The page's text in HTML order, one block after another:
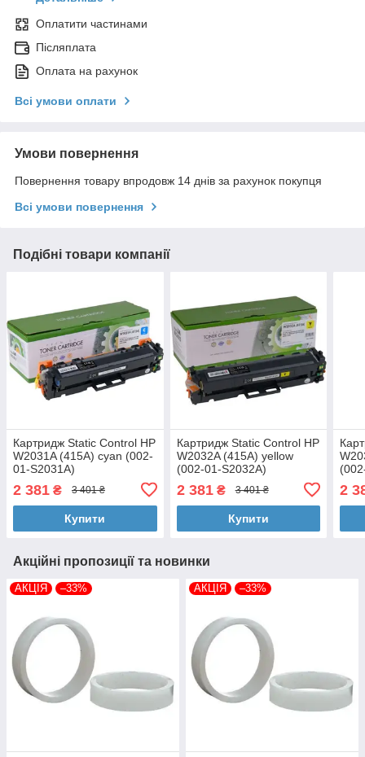
Оплатити частинами
Післяплата
Оплата на рахунок
Всі умови оплати
Умови повернення
Повернення товару впродовж 14 днів за рахунок покупця
Всі умови повернення
Подібні товари компанії
Картридж Static Control HP
W2031A (415A) сyan (002-
01-S2031A)
2 381 ₴ 3 401 ₴
Купити
Картридж Static Control HP
W2032A (415A) yellow
(002-01-S2032A)
2 381₴ 3 401 ₴
Купити
2
Акційні пропозиції та новинки
АКЦІЯ –33% АКЦІЯ –33%